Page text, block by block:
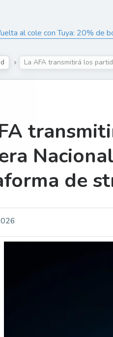
al cole con Tuya: 20% de
La AFA transmitirá los
de